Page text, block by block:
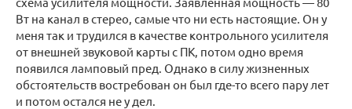
Вт на канал в стерео, самые что ни есть настоящие. Он у
меня так и трудился в качестве контрольного усилителя
от внешней звуковой карты с ПК, потом одно время
появился ламповый пред. Однако в силу жизненных
обстоятельств востребован он был где-то всего пару лет
и потом остался не у дел.